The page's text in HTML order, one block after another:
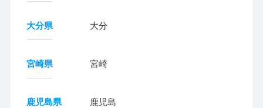
大分県 大分
宮崎県 宮崎
鹿児島県 鹿児島